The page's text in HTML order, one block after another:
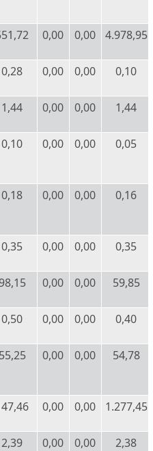
0,00 0,00 4.978,95
0,28 0,00 0,00 0,10
1,44 0,00 0,00 1,44
0,10 0,00 0,00 0,05
0,18 0,00 0,00 0,16
0,35 0,00 0,00 0,35
0,00 0,00 59,85
0,50 0,00 0,00 0,40
55,25 0,00 0,00 54,78
0,00 0,00 1.277,45
2,39 0,00 0,00 2,38